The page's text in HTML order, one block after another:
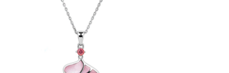
BẢO QUẢN LỤA VÀ CASHMERE: